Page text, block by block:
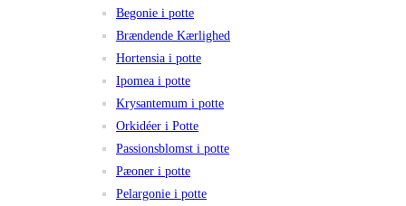
Begonie i potte
Brændende Kærlighed
Hortensia i potte
Ipomea i potte
Krysantemum i potte
Orkidéer i Potte
Passionsblomst i potte
Pæoner i potte
Pelargonie i potte